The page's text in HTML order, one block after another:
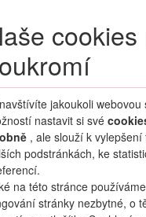
MojePřihlášení
jakoukoli
nastavit si své
, ale slouží k
podstránkách, ke
na této stránce
stránky nezbytné, o
CLUB
0